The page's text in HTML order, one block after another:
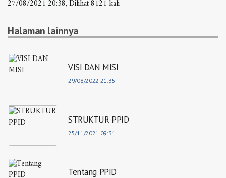
27/08/2021 20:38, Dilihat 8121 kali
Halaman lainnya
VISI DAN MISI
29/08/2022 21:35
STRUKTUR PPID
25/11/2021 09:31
Tentang PPID